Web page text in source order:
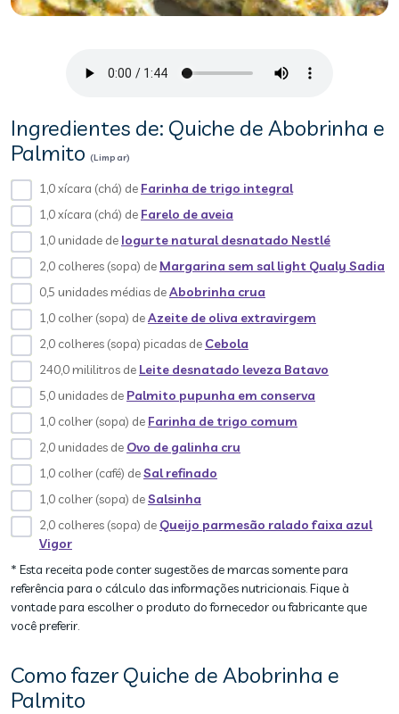
Ingredientes de: Quiche de Abobrinha e
Palmito (Limpar)
1,0 xícara (chá) de Farinha de trigo integral
1,0 xícara (chá) de Farelo de aveia
1,0 unidade de Iogurte natural desnatado Nestlé
2,0 colheres (sopa) de Margarina sem sal light Qualy Sadia
0,5 unidades médias deAbobrinha crua
1,0 colher (sopa) deAzeite de oliva extravirgem
2,0 colheres (sopa) picadas de Cebola
240,0 mililitros de Leite desnatado leveza Batavo
5,0 unidades de Palmito pupunha em conserva
1,0 colher (sopa) de Farinha de trigo comum
2,0 unidades de Ovo de galinha cru
1,0 colher (café) deSal refinado
1,0 colher (sopa) deSalsinha
2,0 colheres (sopa) de Queijo parmesão ralado faixa azul
Vigor
* Esta receita pode conter sugestões de marcas somente para
referência para o cálculo das informações nutricionais. Fique à
vontade para escolher o produto do fornecedor ou fabricante que
você preferir.
Como fazer Quiche de Abobrinha e
Palmito